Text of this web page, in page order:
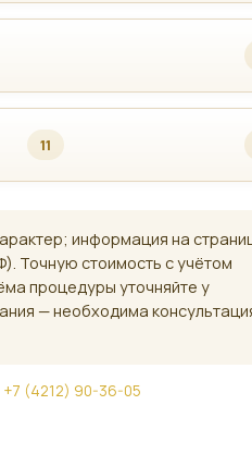
11
информация на
Точную стоимость с учётом
процедуры уточняйте у
— необходима
+7 (4212) 90-36-05